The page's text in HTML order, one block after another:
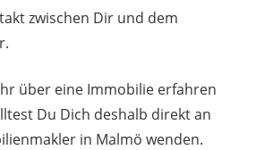
zwischen Dir und dem
über eine Immobilie erfahren
Du Dich deshalb direkt an
in Malmö wenden.